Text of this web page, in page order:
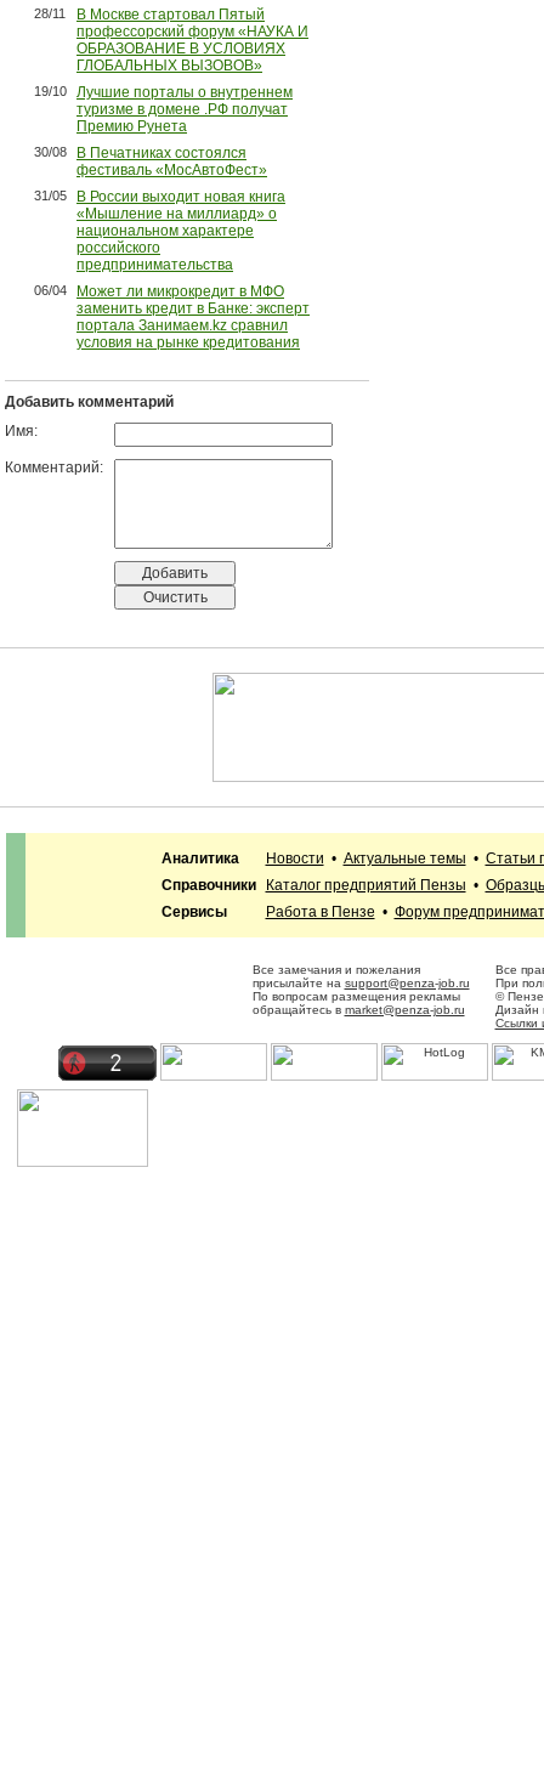
28/11
В Москве стартовал Пятый
профессорский форум «НАУКА И
ОБРАЗОВАНИЕ В УСЛОВИЯХ
ГЛОБАЛЬНЫХ ВЫЗОВОВ»
19/10
Лучшие порталы о внутреннем
туризме в домене .РФ получат
Премию Рунета
30/08
В Печатниках состоялся
фестиваль «МосАвтоФест»
31/05
В России выходит новая книга
«Мышление на миллиард» о
национальном характере
российского
предпринимательства
06/04
Может ли микрокредит в МФО
заменить кредит в Банке: эксперт
портала Занимаем.kz сравнил
условия на рынке кредитования
Добавить комментарий
Имя:
Комментарий:
Аналитика Новости • Актуальные темы • Статьи
Справочники
Каталог предприятий Пензы •
Сервисы
Работа в Пензе • Форум
Все замечания и пожелания
присылайте на support@penza-job.ru
По вопросам размещения рекламы
обращайтесь в market@penza-job.ru
Все
При
©
Дизайн
Ссылки